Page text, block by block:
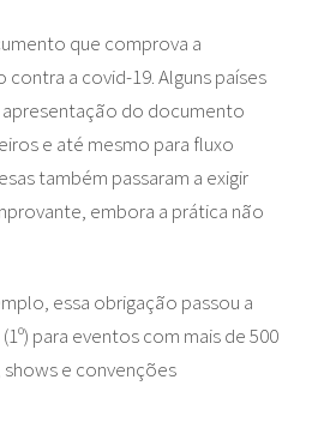
que comprova a
a covid-19. Alguns países
do documento
e até mesmo para fluxo
também passaram a exigir
embora a prática não
essa obrigação passou a
para eventos com mais de 500
e convenções